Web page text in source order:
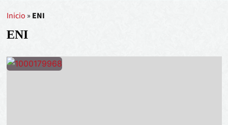
Inicio » ENI
ENI